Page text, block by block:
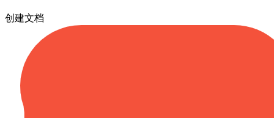
创建文档